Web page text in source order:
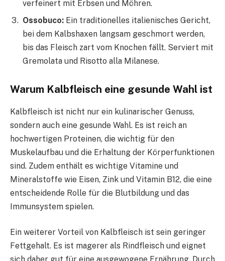
verfeinert mit Erbsen und Möhren.
Ossobuco: Ein traditionelles italienisches Gericht,
bei dem Kalbshaxen langsam geschmort werden,
bis das Fleisch zart vom Knochen fällt. Serviert mit
Gremolata und Risotto alla Milanese.
Warum Kalbfleisch eine gesunde Wahl ist
Kalbfleisch ist nicht nur ein kulinarischer Genuss,
sondern auch eine gesunde Wahl. Es ist reich an
hochwertigen Proteinen, die wichtig für den
Muskelaufbau und die Erhaltung der Körperfunktionen
sind. Zudem enthält es wichtige Vitamine und
Mineralstoffe wie Eisen, Zink und Vitamin B12, die eine
entscheidende Rolle für die Blutbildung und das
Immunsystem spielen.
Ein weiterer Vorteil von Kalbfleisch ist sein geringer
Fettgehalt. Es ist magerer als Rindfleisch und eignet